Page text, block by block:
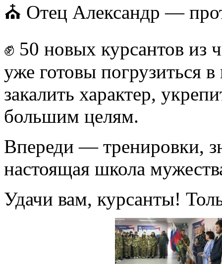
⛪ Отец Александр —
✊ 50 новых курсантов из
уже готовы погрузиться
закалить характер,
большим целям.
Впереди — тренировки,
настоящая школа
Удачи вам, курсанты!